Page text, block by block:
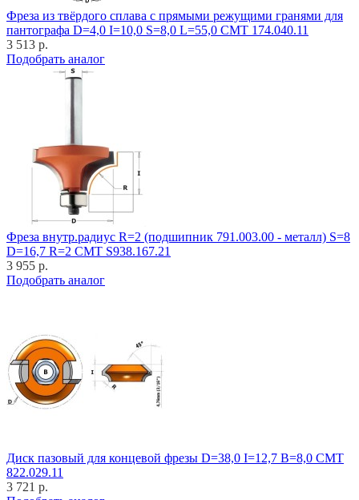
Фреза из твёрдого сплава с прямыми режущими гранями для
пантографа D=4,0 I=10,0 S=8,0 L=55,0 CMT 174.040.11
3 513 р.
Подобрать аналог
Фреза внутр.радиус R=2 (подшипник 791.003.00 - металл) S=8
D=16,7 R=2 CMT S938.167.21
3 955 р.
Подобрать аналог
Диск пазовый для концевой фрезы D=38,0 I=12,7 B=8,0 CMT
822.029.11
3 721 р.